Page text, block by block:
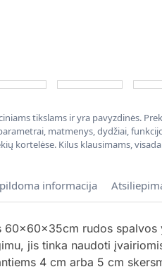
tikslams ir yra pavyzdinės.
matmenys, dydžiai,
kortelėse. Kilus klausimams,
informacija
60x60x35cm rudos spalvos
jis tinka naudoti
4 cm arba 5 cm